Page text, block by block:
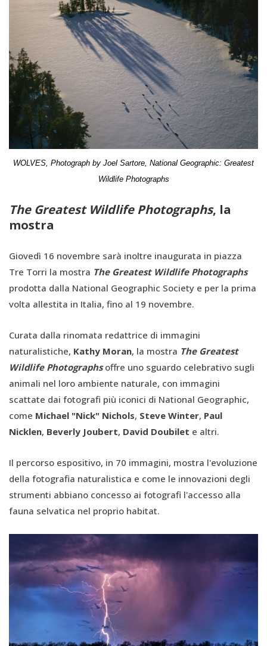
WOLVES, Photograph by Joel Sartore, National Geographic: Greatest
Wildlife Photographs
The Greatest Wildlife Photographs, la
mostra
Giovedì 16 novembre sarà inoltre inaugurata in piazza
Tre Torri la mostra The Greatest Wildlife Photographs
prodotta dalla National Geographic Society e per la prima
volta allestita in Italia, fino al 19 novembre.
Curata dalla rinomata redattrice di immagini
naturalistiche, Kathy Moran, la mostra The Greatest
Wildlife Photographsoffre uno sguardo celebrativo sugli
animali nel loro ambiente naturale, con immagini
scattate dai fotografi più iconici di National Geographic,
come Michael "Nick" Nichols, Steve Winter, Paul
Nicklen, Beverly Joubert, David Doubilet e altri.
Il percorso espositivo, in 70 immagini, mostra l'evoluzione
della fotografia naturalistica e come le innovazioni degli
strumenti abbiano concesso ai fotografi l'accesso alla
fauna selvatica nel proprio habitat.